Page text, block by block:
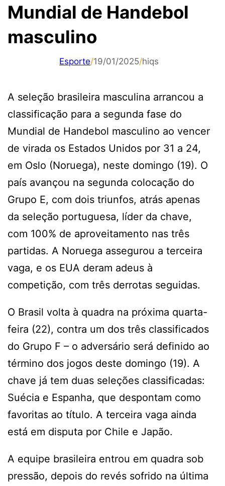
Mundial de Handebol
masculino
Esporte/19/01/2025/hiqs
A seleção brasileira masculina arrancou a
classificação para a segunda fase do
Mundial de Handebol masculino ao vencer
de virada os Estados Unidos por 31 a 24,
em Oslo (Noruega), neste domingo (19). O
país avançou na segunda colocação do
Grupo E, com dois triunfos, atrás apenas
da seleção portuguesa, líder da chave,
com 100% de aproveitamento nas três
partidas. A Noruega assegurou a terceira
vaga, e os EUA deram adeus à
competição, com três derrotas seguidas.
O Brasil volta à quadra na próxima quarta-
feira (22), contra um dos três classificados
do Grupo F – o adversário será definido ao
término dos jogos deste domingo (19). A
chave já tem duas seleções classificadas:
Suécia e Espanha, que despontam como
favoritas ao título. A terceira vaga ainda
está em disputa por Chile e Japão.
A equipe brasileira entrou em quadra sob
pressão, depois do revés sofrido na última